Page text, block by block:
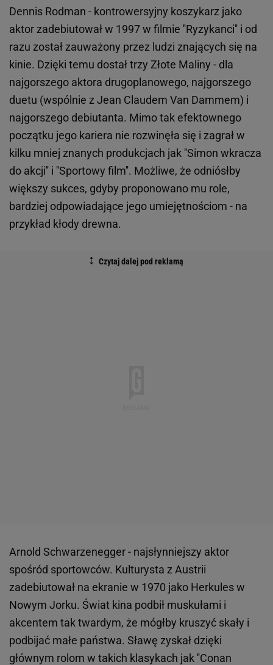
Dennis Rodman - kontrowersyjny koszykarz jako
aktor zadebiutował w 1997 w filmie ''Ryzykanci'' i od
razu został zauważony przez ludzi znających się na
kinie. Dzięki temu dostał trzy Złote Maliny - dla
najgorszego aktora drugoplanowego, najgorszego
duetu (wspólnie z Jean Claudem Van Dammem) i
najgorszego debiutanta. Mimo tak efektownego
początku jego kariera nie rozwinęła się i zagrał w
kilku mniej znanych produkcjach jak ''Simon wkracza
do akcji'' i ''Sportowy film''. Możliwe, że odniósłby
większy sukces, gdyby proponowano mu role,
bardziej odpowiadające jego umiejętnościom - na
przykład kłody drewna.
Arnold Schwarzenegger - najsłynniejszy aktor
spośród sportowców. Kulturysta z Austrii
zadebiutował na ekranie w 1970 jako Herkules w
Nowym Jorku. Świat kina podbił muskułami i
akcentem tak twardym, że mógłby kruszyć skały i
podbijać małe państwa. Sławę zyskał dzięki
głównym rolom w takich klasykach jak ''Conan